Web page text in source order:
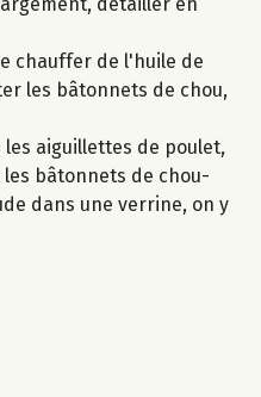
chauffer de l'huile de
les bâtonnets de chou,
les aiguillettes de poulet,
bâtonnets de chou-
dans une verrine, on y